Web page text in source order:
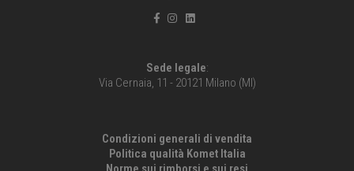
Sede legale:
Via Cernaia, 11 - 20121 Milano (MI)
Condizioni generali di vendita
Politica qualità Komet Italia